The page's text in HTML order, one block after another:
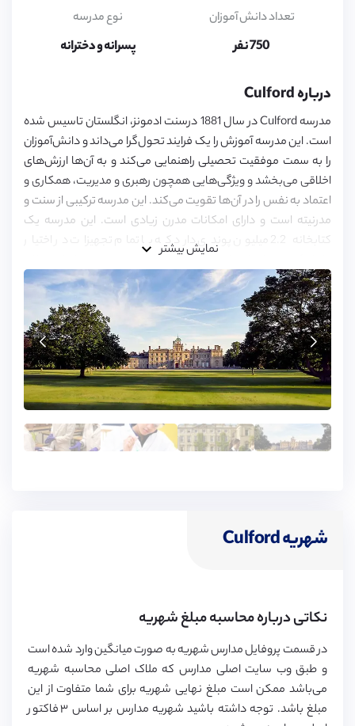
6,
7,
8,
9,
13,
14,
15,
16,
18
تعداد دانش آموزان
750 نفر
نوع مدرسه
پسرانه و دخترانه
درباره Culford
مدرسه Culford در سال 1881 درسنت ادمونز، انگلستان تاسیس شده
است. این مدرسه آموزش را یک فرایند تحول‌گرا می‌داند و دانش‌آموزان
را به سمت موفقیت تحصیلی راهنمایی می‌کند و به آن‌ها ارزش‌های
اخلاقی می‌بخشد و ویژگی‌هایی همچون رهبری و مدیریت، همکاری و
اعتماد به نفس را در آن‌ها تقویت می‌کند. این مدرسه ترکیبی از سنت و
مدرنیته است و دارای امکانات مدرن زیادی است. این مدرسه یک
کتابخانه 2.2 میلیون پوندی دارد که با تمام تجهیزات در اختیار
دانش‌آموزن قرار داده شده است. هدف این مدرسه تربیت افرادی خلاق
و مبتکر و انعطاف‌پذیر است.
نمایش بیشتر
شهریه Culford
نکاتی درباره محاسبه مبلغ شهریه
در قسمت پروفایل مدارس شهریه به صورت میانگین وارد شده است
و طبق وب سایت اصلی مدارس که ملاک اصلی محاسبه شهریه
می‌باشد ممکن است مبلغ نهایی شهریه برای شما متفاوت از این
مبلغ باشد. توجه داشته باشید شهریه مدارس بر اساس ۳ فاکتور